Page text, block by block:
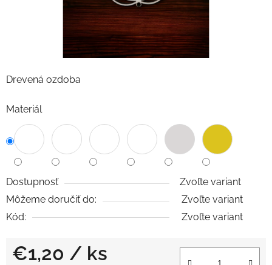
Drevená ozdoba
Materiál
Dostupnosť
Zvoľte variant
Môžeme doručiť do:
Zvoľte variant
Kód:
Zvoľte variant
€1,20 / ks